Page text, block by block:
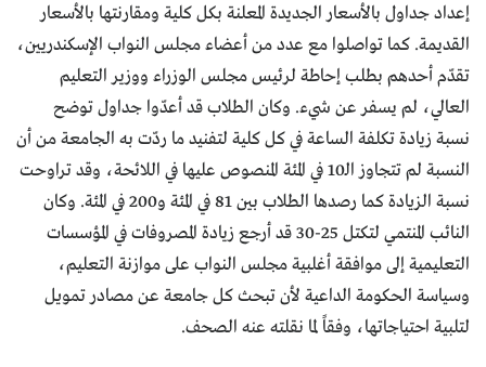
إعداد جداول بالأسعار الجديدة المعلنة بكل كلية ومقارنتها بالأسعار
القديمة. كما تواصلوا مع عدد من أعضاء مجلس النواب الإسكندريين،
تقدّم أحدهم بطلب إحاطة لرئيس مجلس الوزراء ووزير التعليم
العالي، لم يسفر عن شيء. وكان الطلاب قد أعدّوا جداول توضح
نسبة زيادة تكلفة الساعة في كل كلية لتفنيد ما ردّت به الجامعة من أن
النسبة لم تتجاوز الـ10 في المئة المنصوص عليها في اللائحة، وقد تراوحت
نسبة الزيادة كما رصدها الطلاب بين 81 في المئة و200 في المئة. وكان
النائب المنتمي لتكتل 25-30 قد أرجع زيادة المصروفات في المؤسسات
التعليمية إلى موافقة أغلبية مجلس النواب على موازنة التعليم،
وسياسة الحكومة الداعية لأن تبحث كل جامعة عن مصادر تمويل
لتلبية احتياجاتها، وفقاً لما نقلته عنه الصحف.